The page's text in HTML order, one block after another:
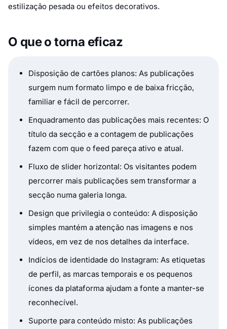
estilização pesada ou efeitos decorativos.
O que o torna eficaz
Disposição de cartões planos: As publicações
surgem num formato limpo e de baixa fricção,
familiar e fácil de percorrer.
Enquadramento das publicações mais recentes: O
título da secção e a contagem de publicações
fazem com que o feed pareça ativo e atual.
Fluxo de slider horizontal: Os visitantes podem
percorrer mais publicações sem transformar a
secção numa galeria longa.
Design que privilegia o conteúdo: A disposição
simples mantém a atenção nas imagens e nos
vídeos, em vez de nos detalhes da interface.
Indícios de identidade do Instagram: As etiquetas
de perfil, as marcas temporais e os pequenos
ícones da plataforma ajudam a fonte a manter-se
reconhecível.
Suporte para conteúdo misto: As publicações